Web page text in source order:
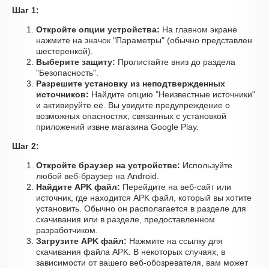
Шаг 1:
Откройте опции устройства: На главном экране
нажмите на значок "Параметры" (обычно представлен
шестеренкой).
Выберите защиту: Пролистайте вниз до раздела
"Безопасность".
Разрешите установку из неподтвержденных
источников: Найдите опцию "Неизвестные источники"
и активируйте её. Вы увидите предупреждение о
возможных опасностях, связанных с установкой
приложений извне магазина Google Play.
Шаг 2:
Откройте браузер на устройстве: Используйте
любой веб-браузер на Android.
Найдите APK файл: Перейдите на веб-сайт или
источник, где находится APK файл, который вы хотите
установить. Обычно он располагается в разделе для
скачивания или в разделе, предоставленном
разработчиком.
Загрузите APK файл: Нажмите на ссылку для
скачивания файла APK. В некоторых случаях, в
зависимости от вашего веб-обозревателя, вам может